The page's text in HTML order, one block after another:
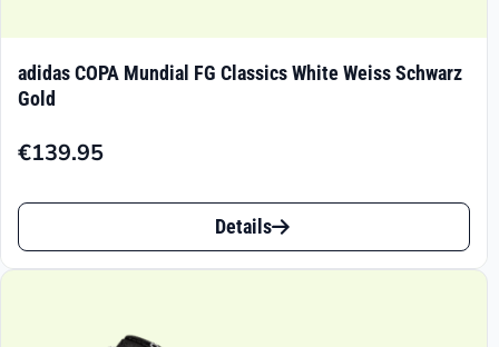
adidas COPA Mundial FG Classics White Weiss Schwarz
Gold
€139.95
Dieses
Produkt
Details